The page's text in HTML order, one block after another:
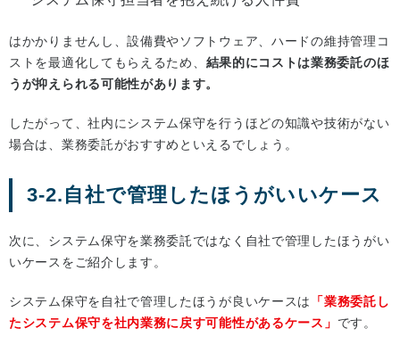
はかかりませんし、設備費やソフトウェア、ハードの維持管理コ
ストを最適化してもらえるため、 結果的にコストは業務委託のほ
うが抑えられる可能性があります。
したがって、社内にシステム保守を行うほどの知識や技術がない
場合は、業務委託がおすすめといえるでしょう。
3-2.自社で管理したほうがいいケース
次に、システム保守を業務委託ではなく自社で管理したほうがい
いケースをご紹介します。
システム保守を自社で管理したほうが良いケースは
「業務委託し
たシステム保守を社内業務に戻す可能性があるケース」 です。